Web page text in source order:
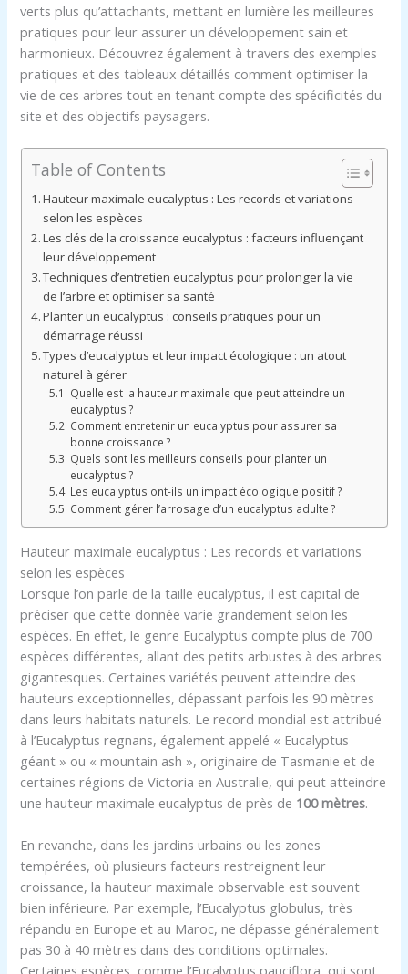
verts plus qu’attachants, mettant en lumière les meilleures
pratiques pour leur assurer un développement sain et
harmonieux. Découvrez également à travers des exemples
pratiques et des tableaux détaillés comment optimiser la
vie de ces arbres tout en tenant compte des spécificités du
site et des objectifs paysagers.
Table of Contents
Hauteur maximale eucalyptus : Les records et variations
selon les espèces
Les clés de la croissance eucalyptus : facteurs influençant
leur développement
Techniques d’entretien eucalyptus pour prolonger la vie
de l’arbre et optimiser sa santé
Planter un eucalyptus : conseils pratiques pour un
démarrage réussi
Types d’eucalyptus et leur impact écologique : un atout
naturel à gérer
Quelle est la hauteur maximale que peut atteindre un
eucalyptus ?
Comment entretenir un eucalyptus pour assurer sa
bonne croissance ?
Quels sont les meilleurs conseils pour planter un
eucalyptus ?
Les eucalyptus ont-ils un impact écologique positif ?
Comment gérer l’arrosage d’un eucalyptus adulte ?
Hauteur maximale eucalyptus : Les records et variations
selon les espèces
Lorsque l’on parle de la taille eucalyptus, il est capital de
préciser que cette donnée varie grandement selon les
espèces. En effet, le genre Eucalyptus compte plus de 700
espèces différentes, allant des petits arbustes à des arbres
gigantesques. Certaines variétés peuvent atteindre des
hauteurs exceptionnelles, dépassant parfois les 90 mètres
dans leurs habitats naturels. Le record mondial est attribué
à l’Eucalyptus regnans, également appelé « Eucalyptus
géant » ou « mountain ash », originaire de Tasmanie et de
certaines régions de Victoria en Australie, qui peut atteindre
une hauteur maximale eucalyptus de près de 100 mètres.
En revanche, dans les jardins urbains ou les zones
tempérées, où plusieurs facteurs restreignent leur
croissance, la hauteur maximale observable est souvent
bien inférieure. Par exemple, l’Eucalyptus globulus, très
répandu en Europe et au Maroc, ne dépasse généralement
pas 30 à 40 mètres dans des conditions optimales.
Certaines espèces, comme l’Eucalyptus pauciflora, qui sont